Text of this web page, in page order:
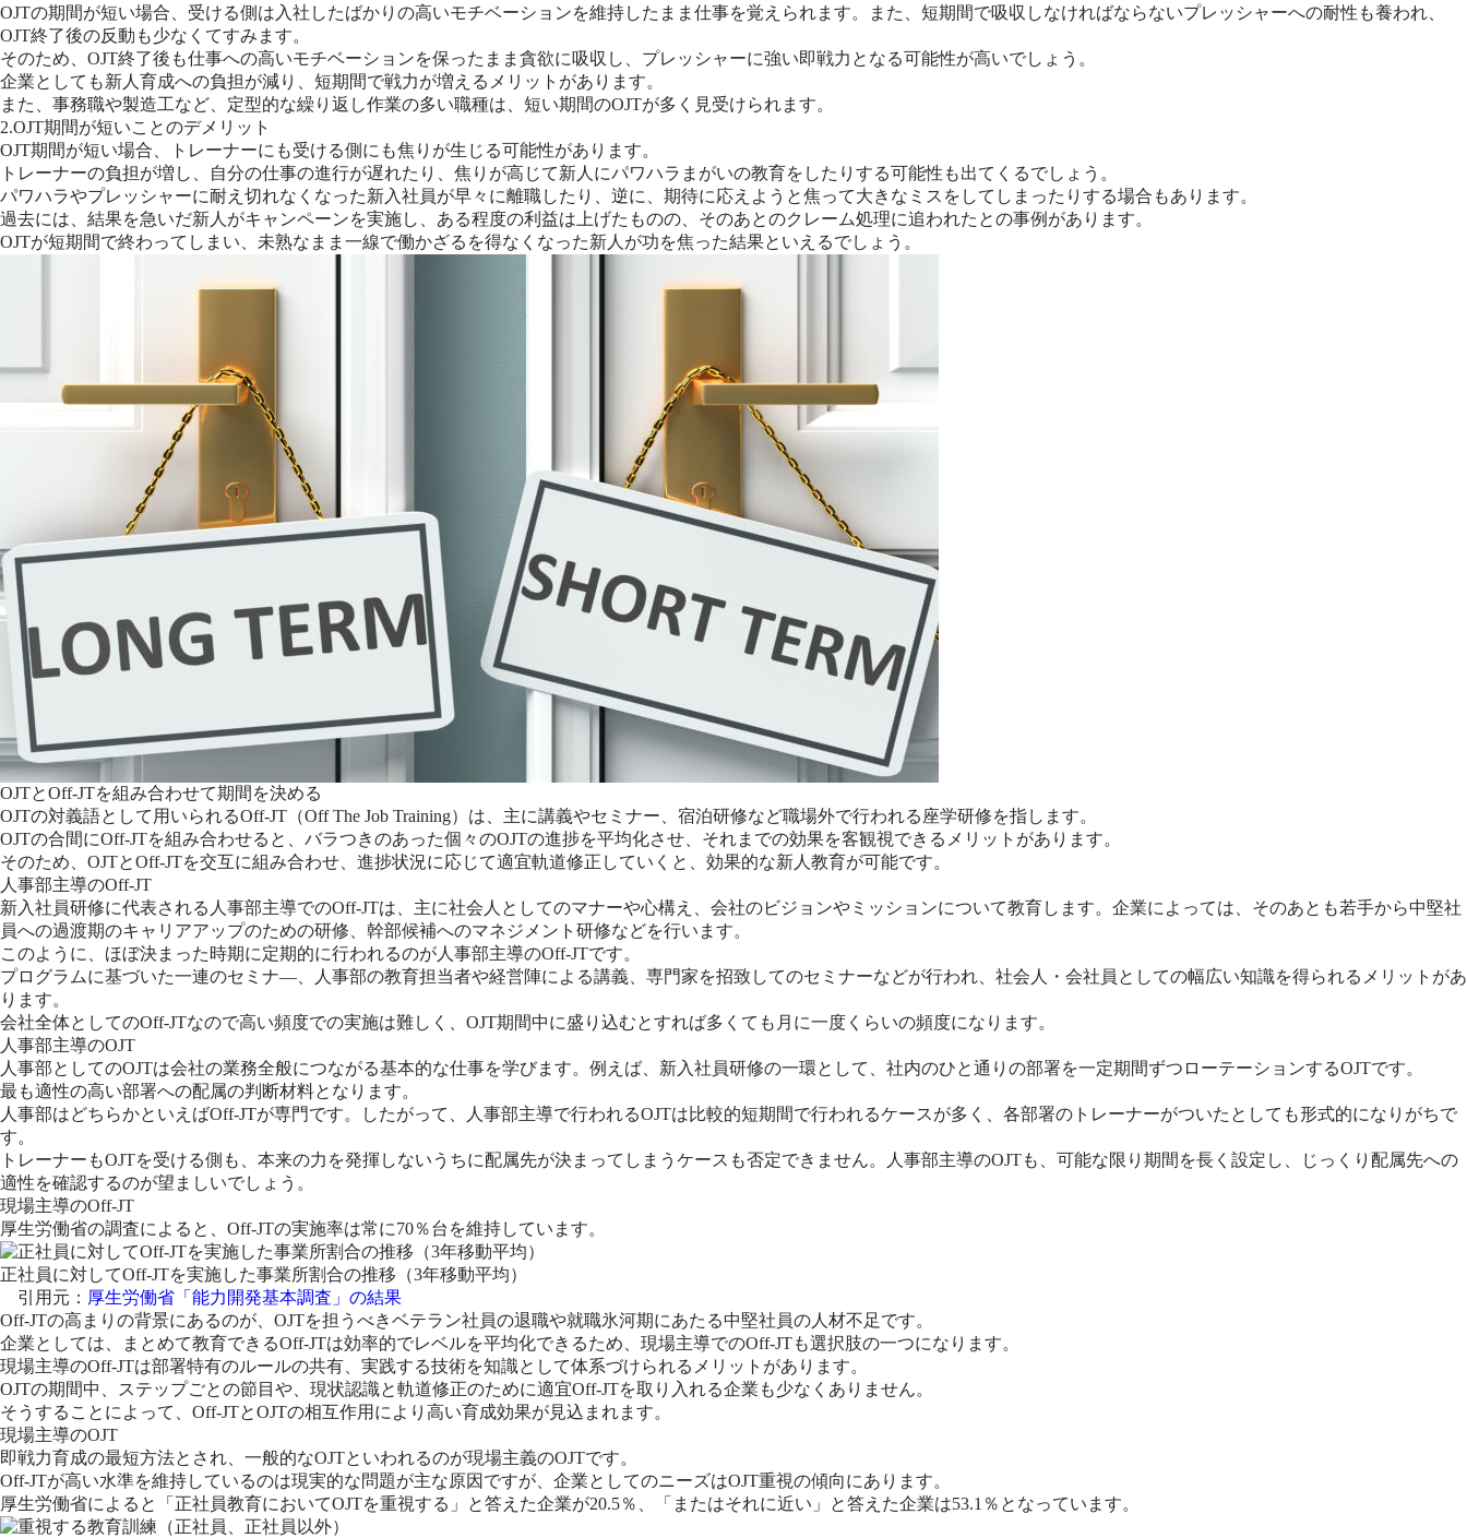
OJTの期間が短い場合、受ける側は入社したばかりの高いモチベーションを維持したまま仕事を覚えられます。また、短期間で吸収しなければならないプレッシャーへの耐性も養われ、
OJT終了後の反動も少なくてすみます。
そのため、OJT終了後も仕事への高いモチベーションを保ったまま貪欲に吸収し、プレッシャーに強い即戦力となる可能性が高いでしょう。
企業としても新人育成への負担が減り、短期間で戦力が増えるメリットがあります。
また、事務職や製造工など、定型的な繰り返し作業の多い職種は、短い期間のOJTが多く見受けられます。
2.OJT期間が短いことのデメリット
OJT期間が短い場合、トレーナーにも受ける側にも焦りが生じる可能性があります。
トレーナーの負担が増し、自分の仕事の進行が遅れたり、焦りが高じて新人にパワハラまがいの教育をしたりする可能性も出てくるでしょう。
パワハラやプレッシャーに耐え切れなくなった新入社員が早々に離職したり、逆に、期待に応えようと焦って大きなミスをしてしまったりする場合もあります。
過去には、結果を急いだ新人がキャンペーンを実施し、ある程度の利益は上げたものの、そのあとのクレーム処理に追われたとの事例があります。
OJTが短期間で終わってしまい、未熟なまま一線で働かざるを得なくなった新人が功を焦った結果といえるでしょう。
OJTとOff-JTを組み合わせて期間を決める
OJTの対義語として用いられるOff-JT（Off The Job Training）は、主に講義やセミナー、宿泊研修など職場外で行われる座学研修を指します。
OJTの合間にOff-JTを組み合わせると、バラつきのあった個々のOJTの進捗を平均化させ、それまでの効果を客観視できるメリットがあります。
そのため、OJTとOff-JTを交互に組み合わせ、進捗状況に応じて適宜軌道修正していくと、効果的な新人教育が可能です。
人事部主導のOff-JT
新入社員研修に代表される人事部主導でのOff-JTは、主に社会人としてのマナーや心構え、会社のビジョンやミッションについて教育します。企業によっては、そのあとも若手から中堅社
員への過渡期のキャリアアップのための研修、幹部候補へのマネジメント研修などを行います。
このように、ほぼ決まった時期に定期的に行われるのが人事部主導のOff-JTです。
プログラムに基づいた一連のセミナ―、人事部の教育担当者や経営陣による講義、専門家を招致してのセミナーなどが行われ、社会人・会社員としての幅広い知識を得られるメリットがあ
ります。
会社全体としてのOff-JTなので高い頻度での実施は難しく、OJT期間中に盛り込むとすれば多くても月に一度くらいの頻度になります。
人事部主導のOJT
人事部としてのOJTは会社の業務全般につながる基本的な仕事を学びます。例えば、新入社員研修の一環として、社内のひと通りの部署を一定期間ずつローテーションするOJTです。
最も適性の高い部署への配属の判断材料となります。
人事部はどちらかといえばOff-JTが専門です。したがって、人事部主導で行われるOJTは比較的短期間で行われるケースが多く、各部署のトレーナーがついたとしても形式的になりがちで
す。
トレーナーもOJTを受ける側も、本来の力を発揮しないうちに配属先が決まってしまうケースも否定できません。人事部主導のOJTも、可能な限り期間を長く設定し、じっくり配属先への
適性を確認するのが望ましいでしょう。
現場主導のOff-JT
厚生労働省の調査によると、Off-JTの実施率は常に70％台を維持しています。
正社員に対してOff-JTを実施した事業所割合の推移（3年移動平均）
引用元： 厚生労働省「能力開発基本調査」の結果
Off-JTの高まりの背景にあるのが、OJTを担うべきベテラン社員の退職や就職氷河期にあたる中堅社員の人材不足です。
企業としては、まとめて教育できるOff-JTは効率的でレベルを平均化できるため、現場主導でのOff-JTも選択肢の一つになります。
現場主導のOff-JTは部署特有のルールの共有、実践する技術を知識として体系づけられるメリットがあります。
OJTの期間中、ステップごとの節目や、現状認識と軌道修正のために適宜Off-JTを取り入れる企業も少なくありません。
そうすることによって、Off-JTとOJTの相互作用により高い育成効果が見込まれます。
現場主導のOJT
即戦力育成の最短方法とされ、一般的なOJTといわれるのが現場主義のOJTです。
Off-JTが高い水準を維持しているのは現実的な問題が主な原因ですが、企業としてのニーズはOJT重視の傾向にあります。
厚生労働省によると「正社員教育においてOJTを重視する」と答えた企業が20.5％、「またはそれに近い」と答えた企業は53.1％となっています。